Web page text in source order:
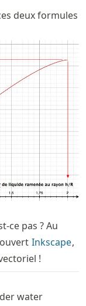
deux formules
ce pas ? Au
Inkscape,
!
water